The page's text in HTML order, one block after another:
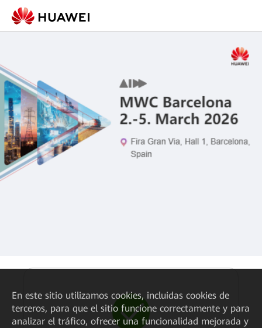
En este sitio utilizamos cookies, incluidas cookies de
terceros, para que el sitio funcione correctamente y para
analizar el tráfico, ofrecer una funcionalidad mejorada y